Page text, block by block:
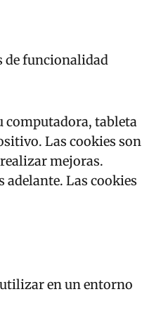
de funcionalidad
computadora, tableta
Las cookies son
mejoras.
Las cookies
utilizar en un entorno